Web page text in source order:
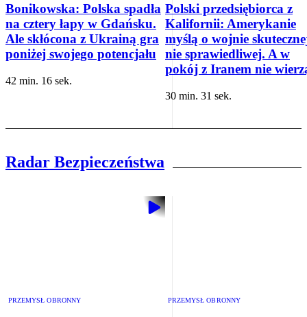
Bonikowska: Polska spadła
na cztery łapy w Gdańsku.
Ale skłócona z Ukrainą gra
poniżej swojego potencjału
42 min. 16 sek.
Polski przedsiębiorca z
Kalifornii: Amerykanie
myślą o wojnie
nie sprawiedliwej. A w
pokój z Iranem nie
30 min. 31 sek.
Radar Bezpieczeństwa
PRZEMYSŁ OBRONNY PRZEMYSŁ OBRONNY